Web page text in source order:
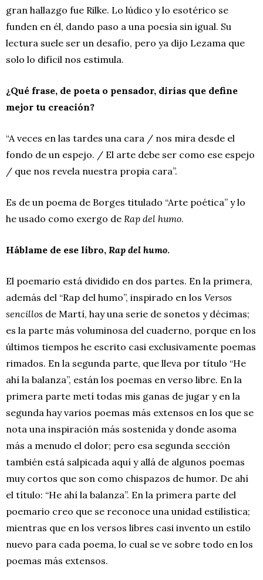
gran hallazgo fue Rilke. Lo lúdico y lo esotérico se
funden en él, dando paso a una poesía sin igual. Su
lectura suele ser un desafío, pero ya dijo Lezama que
solo lo difícil nos estimula.
¿Qué frase, de poeta o pensador, dirías que define
mejor tu creación?
“A veces en las tardes una cara / nos mira desde el
fondo de un espejo. / El arte debe ser como ese espejo
/ que nos revela nuestra propia cara”.
Es de un poema de Borges titulado “Arte poética” y lo
he usado como exergo de Rap del humo.
Háblame de ese libro, Rap del humo.
El poemario está dividido en dos partes. En la primera,
además del “Rap del humo”, inspirado en los Versos
sencillos de Martí, hay una serie de sonetos y décimas;
es la parte más voluminosa del cuaderno, porque en los
últimos tiempos he escrito casi exclusivamente poemas
rimados. En la segunda parte, que lleva por título “He
ahí la balanza”, están los poemas en verso libre. En la
primera parte metí todas mis ganas de jugar y en la
segunda hay varios poemas más extensos en los que se
nota una inspiración más sostenida y donde asoma
más a menudo el dolor; pero esa segunda sección
también está salpicada aquí y allá de algunos poemas
muy cortos que son como chispazos de humor. De ahí
el título: “He ahí la balanza”. En la primera parte del
poemario creo que se reconoce una unidad estilística;
mientras que en los versos libres casi invento un estilo
nuevo para cada poema, lo cual se ve sobre todo en los
poemas más extensos.